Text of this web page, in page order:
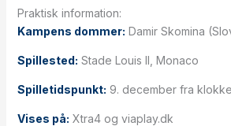
Praktisk information:
Kampens dommer: Damir Skomina
Spillested: Stade Louis II, Monaco
Spilletidspunkt: 9. december fra
Vises på: Xtra4 og viaplay.dk